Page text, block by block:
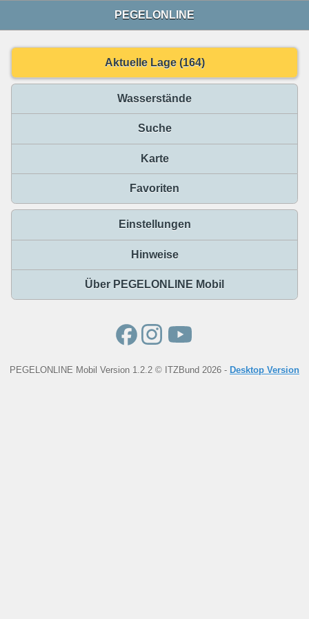
PEGELONLINE
Aktuelle Lage (164)
Wasserstände
Suche
Karte
Favoriten
Einstellungen
Hinweise
Über PEGELONLINE Mobil
PEGELONLINE Mobil Version 1.2.2 © ITZBund 2026 - Desktop Version